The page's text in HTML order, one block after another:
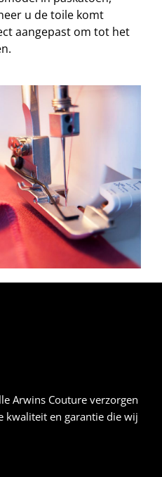
u de toile komt
aangepast om tot het
Arwins Couture verzorgen
kwaliteit en garantie die wij